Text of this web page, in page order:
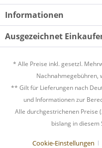
Informationen
Ausgezeichnet
* Alle Preise inkl. gesetzl.
Nachnahmegebühren,
** Gilt für Lieferungen nach
und Informationen zur
Alle durchgestrichenen Preise
bislang in diesem
Cookie-Einstellungen